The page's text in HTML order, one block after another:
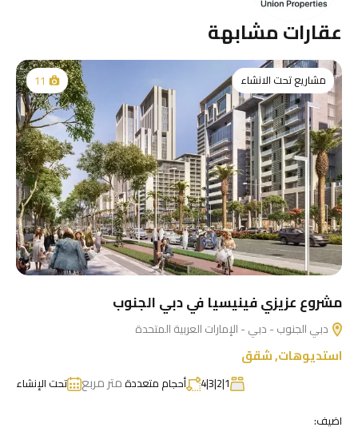
عقارات مشابهة
مشاريع تحت الانشاء 11
مشروع عزيزي فينيسيا في دبي الجنوب
دبي الجنوب - دبي - الإمارات العربية المتحدة
استديوهات,شقق
1|2|3|4 أحجام متعددةمتر مربع
تحت الإنشاء
اضيف: